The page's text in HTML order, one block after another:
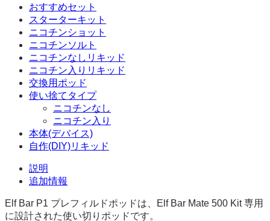
り)
個
おすすめセット
スターターキット
ニコチンショット
ニコチンソルト
ニコチンなしリキッド
ニコチン入りリキッド
交換用ポッド
使い捨てタイプ
ニコチンなし
ニコチン入り
本体(デバイス)
自作(DIY)リキッド
説明
追加情報
Elf Bar P1 プレフィルドポッドは、Elf Bar Mate 500 Kit 専用
に設計された使い切りポッドです。